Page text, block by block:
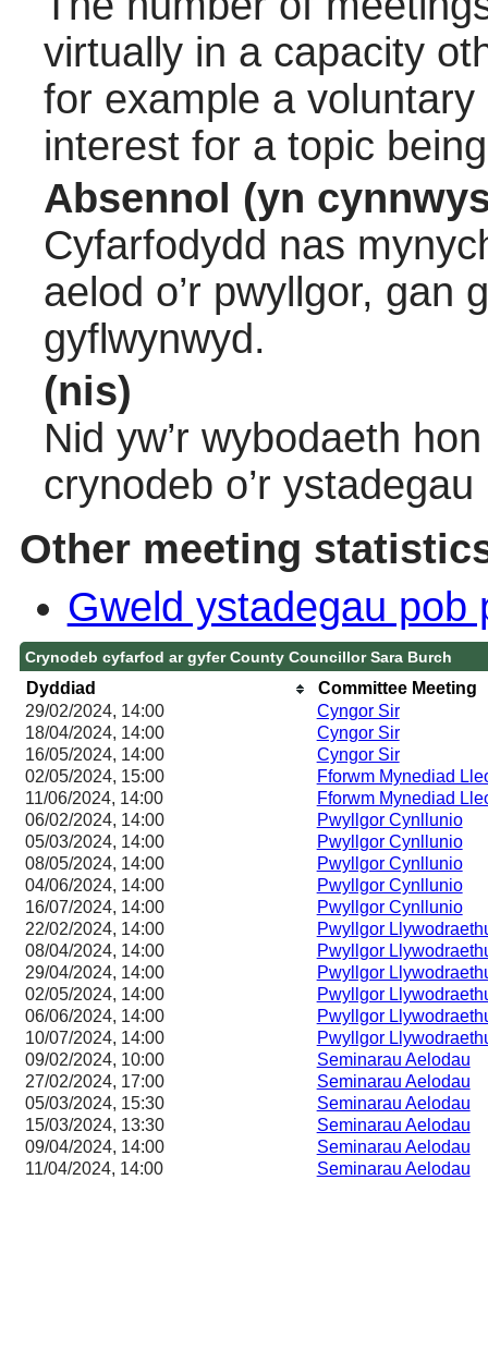
virtually in a capacity
for example a
interest for a topic
Absennol (yn
Cyfarfodydd nas
aelod o’r pwyllgor, gan
gyflwynwyd.
(nis)
Nid yw’r wybodaeth
crynodeb o’r
Other meeting
Gweld ystadegau pob
Crynodeb cyfarfod ar gyfer County Councillor Sara Burch
Dyddiad
Committee Meeting
29/02/2024, 14:00
Cyngor Sir
18/04/2024, 14:00 Cyngor Sir
16/05/2024, 14:00 Cyngor Sir
02/05/2024, 15:00
Fforwm Mynediad
11/06/2024, 14:00
Fforwm Mynediad
06/02/2024, 14:00
Pwyllgor Cynllunio
05/03/2024, 14:00 Pwyllgor Cynllunio
08/05/2024, 14:00 Pwyllgor Cynllunio
04/06/2024, 14:00 Pwyllgor Cynllunio
16/07/2024, 14:00 Pwyllgor Cynllunio
22/02/2024, 14:00
Pwyllgor
08/04/2024, 14:00
Pwyllgor
29/04/2024, 14:00
Pwyllgor
02/05/2024, 14:00
Pwyllgor
06/06/2024, 14:00
Pwyllgor
10/07/2024, 14:00
Pwyllgor
09/02/2024, 10:00
Seminarau Aelodau
27/02/2024, 17:00 Seminarau Aelodau
05/03/2024, 15:30 Seminarau Aelodau
15/03/2024, 13:30 Seminarau Aelodau
09/04/2024, 14:00 Seminarau Aelodau
11/04/2024, 14:00 Seminarau Aelodau